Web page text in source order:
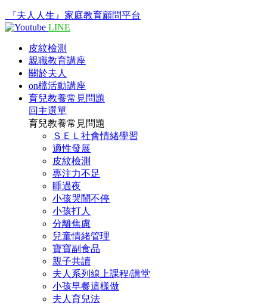
『夫人人生』家庭教育顧問平台
LINE
皮紋檢測
親職教育講座
關於夫人
on檔活動講座
育兒教養常見問題
回主選單
育兒教養常見問題
ＳＥＬ社會情緒學習
適性發展
皮紋檢測
專注力不足
睡過夜
小孩哭鬧不停
小孩打人
分離焦慮
兒童情緒管理
寶寶副食品
親子共讀
夫人系列線上課程/講堂
小孩早餐這樣做
夫人育兒法